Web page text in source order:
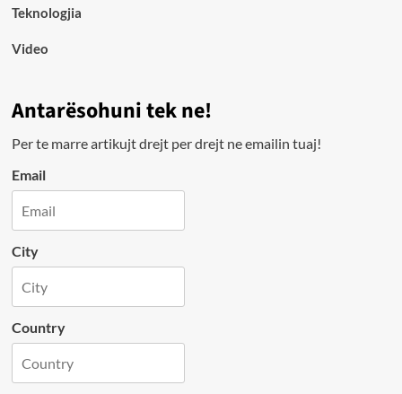
Teknologjia
Video
Antarësohuni tek ne!
Per te marre artikujt drejt per drejt ne emailin tuaj!
Email
City
Country